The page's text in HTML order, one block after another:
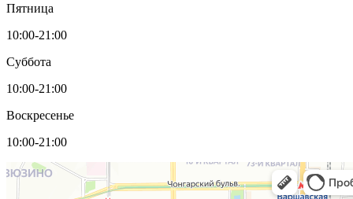
Пятница
10:00-21:00
Суббота
10:00-21:00
Воскресенье
10:00-21:00